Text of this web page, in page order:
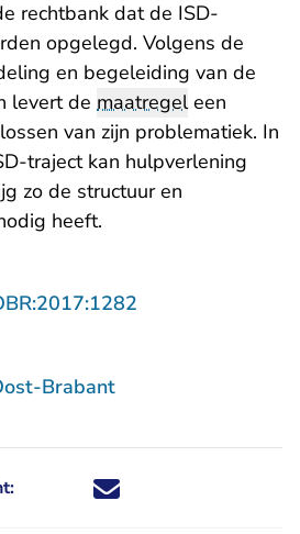
rechtbank dat de ISD-
opgelegd. Volgens de
en begeleiding van de
levert de maatregeleen
van zijn problematiek. In
traject kan hulpverlening
zo de structuur en
heeft.
Brabant
Deel dit nieuwsbericht via X -
Deel dit nieuwsbericht via
Deel dit nieuwsbericht
Deel dit